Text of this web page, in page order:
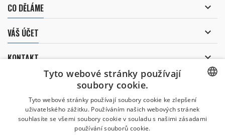
CO DĚLÁME 
VÁŠ ÚČET 
KONTAKT 
ODBĚR NOVINEK
Uděluji souhlas se
zpracováním osobních údajů.
CZECH
Tyto webové stránky používají
soubory cookie.
Tyto webové stránky používají soubory cookie ke zlepšení
uživatelského zážitku. Používáním našich webových stránek
souhlasíte se všemi soubory cookie v souladu s našimi zásadami
používání souborů cookie.